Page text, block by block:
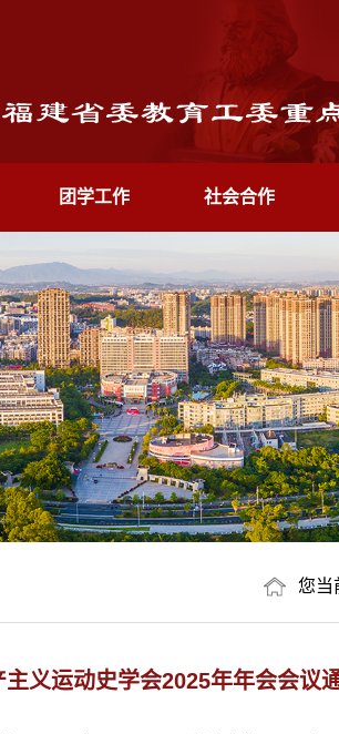
团学工作 社会合作
您当
义运动史学会2025年年会会议